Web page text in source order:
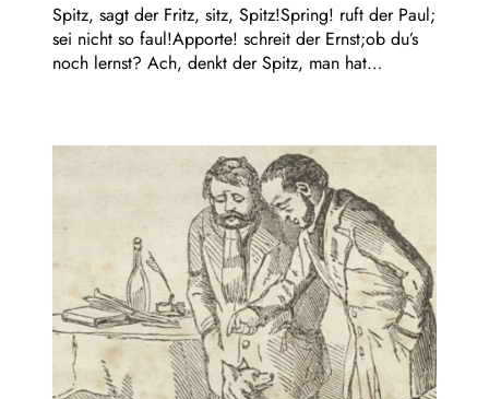
Spitz, sagt der Fritz, sitz, Spitz!Spring! ruft der Paul;
sei nicht so faul!Apporte! schreit der Ernst;ob du’s
noch lernst? Ach, denkt der Spitz, man hat…